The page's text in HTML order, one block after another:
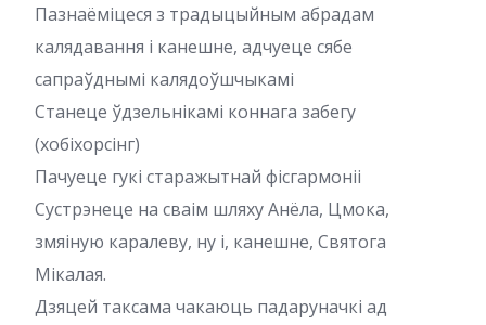
Пазнаёміцеся з традыцыйным абрадам
калядавання і канешне, адчуеце сябе
сапраўднымі калядоўшчыкамі
Станеце ўдзельнікамі коннага забегу
(хобіхорсінг)
Пачуеце гукі старажытнай фісгармоніі
Сустрэнеце на сваім шляху Анёла, Цмока,
змяіную каралеву, ну і, канешне, Святога
Мікалая.
Дзяцей таксама чакаюць падаруначкі ад